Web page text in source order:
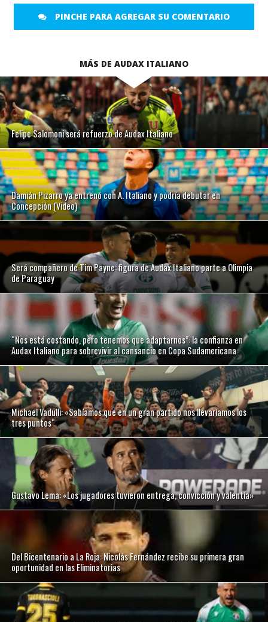
PINCHE PARA AGREGAR SU COMENTARIO
MÁS DE AUDAX ITALIANO
Felipe Salomoni será refuerzo de Audax Italiano
Damián Pizarro ya entrenó con A. Italiano y podría debutar en
Concepción (Video)
Será compañero de Tim Payne: figura de Audax Italiano parte a Olimpia
de Paraguay
“Nos está costando, pero tenemos que adaptarnos”: la confianza en
Audax Italiano para sobrevivir al cansancio en Copa Sudamericana
Michael Vadulli: «Sabíamos que en un gran partido nos llevaríamos los
tres puntos“
Gustavo Lema: «Los jugadores tuvieron entrega, convicción y valentía»
Del Bicentenario a La Roja: Nicolás Fernández recibe su primera gran
oportunidad en las Eliminatorias